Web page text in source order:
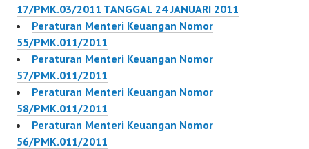
17/PMK.03/2011 TANGGAL 24 JANUARI 2011
Peraturan Menteri Keuangan Nomor
55/PMK.011/2011
Peraturan Menteri Keuangan Nomor
57/PMK.011/2011
Peraturan Menteri Keuangan Nomor
58/PMK.011/2011
Peraturan Menteri Keuangan Nomor
56/PMK.011/2011